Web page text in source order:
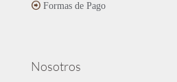
Formas de Pago
Nosotros